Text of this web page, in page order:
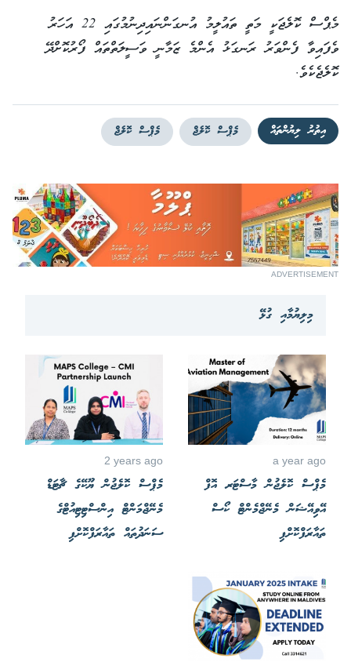
މެޕްސް ކޮލެޖަކީ މަތީ ތައުލީމު އުނގަންނައިދިނުމުގައި 22 އަހަރު
ވެފައިވާ ފެންވަރު ރަނގަޅު އެންމެ ޒަމާނީ ވަސީލަތްތައް ފޯރުކޮށްދޭ
ކޮލެޖެކެވެ.
އިތުރު ލިޔުންތައް މެޕްސް ކޮލެޖް މެޕްސް ކޮލެޖް
ADVERTISEMENT
މިލިޔުމާއި ގުޅޭ
a year ago
މެޕްސް ކޮލެޖުން މާސްޓަރ އޮފް
އޭވިއޭޝަން މެނޭޖްމެންޓް ކޯސް
ތައާރަފްކޮށްފި
2 years ago
މެޕްސް ކޮލެޖުން ޔޫކޭގެ ޗާޓަޑް
މެނޭޖްމަންޓް އިންސްޓިޓިއުޓްގެ
ސަނަދުތައް ތައާރަފްކޮށްފި